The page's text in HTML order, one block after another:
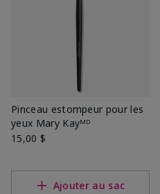
Pinceau estompeur pour les
yeux Mary Kayᴹᴰ
15,00 $
Ajouter au sac